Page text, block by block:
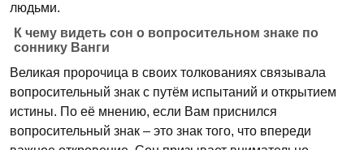
людьми.
К чему видеть сон о вопросительном знаке по
соннику Ванги
Великая пророчица в своих толкованиях связывала
вопросительный знак с путём испытаний и открытием
истины. По её мнению, если Вам приснился
вопросительный знак – это знак того, что впереди